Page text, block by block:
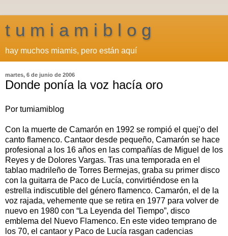
t u m i a m i b l o g
hay muchos miamis, pero están aquí
martes, 6 de junio de 2006
Donde ponía la voz hacía oro
Por tumiamiblog
Con la muerte de Camarón en 1992 se rompió el quej’o del
canto flamenco. Cantaor desde pequeño, Camarón se hace
profesional a los 16 años en las compañías de Miguel de los
Reyes y de Dolores Vargas. Tras una temporada en el
tablao madrileño de Torres Bermejas, graba su primer disco
con la guitarra de Paco de Lucía, convirtiéndose en la
estrella indiscutible del género flamenco. Camarón, el de la
voz rajada, vehemente que se retira en 1977 para volver de
nuevo en 1980 con “La Leyenda del Tiempo”, disco
emblema del Nuevo Flamenco. En este video temprano de
los 70, el cantaor y Paco de Lucía rasgan cadencias